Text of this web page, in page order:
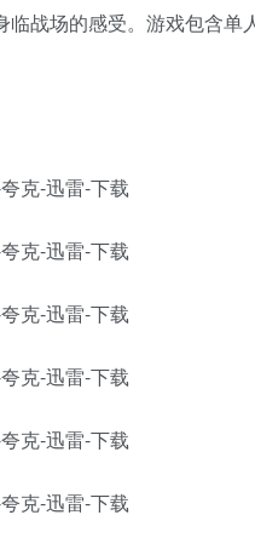
战场的感受。游戏包含单